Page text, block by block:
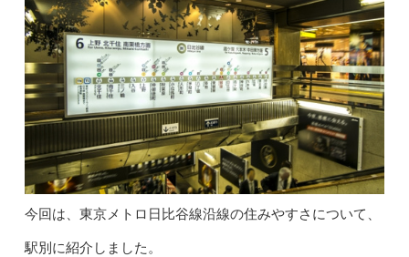
今回は、東京メトロ日比谷線沿線の住みやすさについて、
駅別に紹介しました。